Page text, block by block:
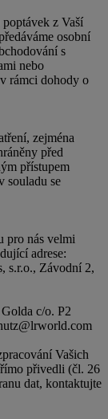
z Vaší
osobní
s
nebo
rámci dohody o
zejména
před
přístupem
souladu se
pro nás velmi
adrese:
s.r.o., Závodní 2,
c/o. P2
Vašich
přivedli (čl. 26
dat, kontaktujte